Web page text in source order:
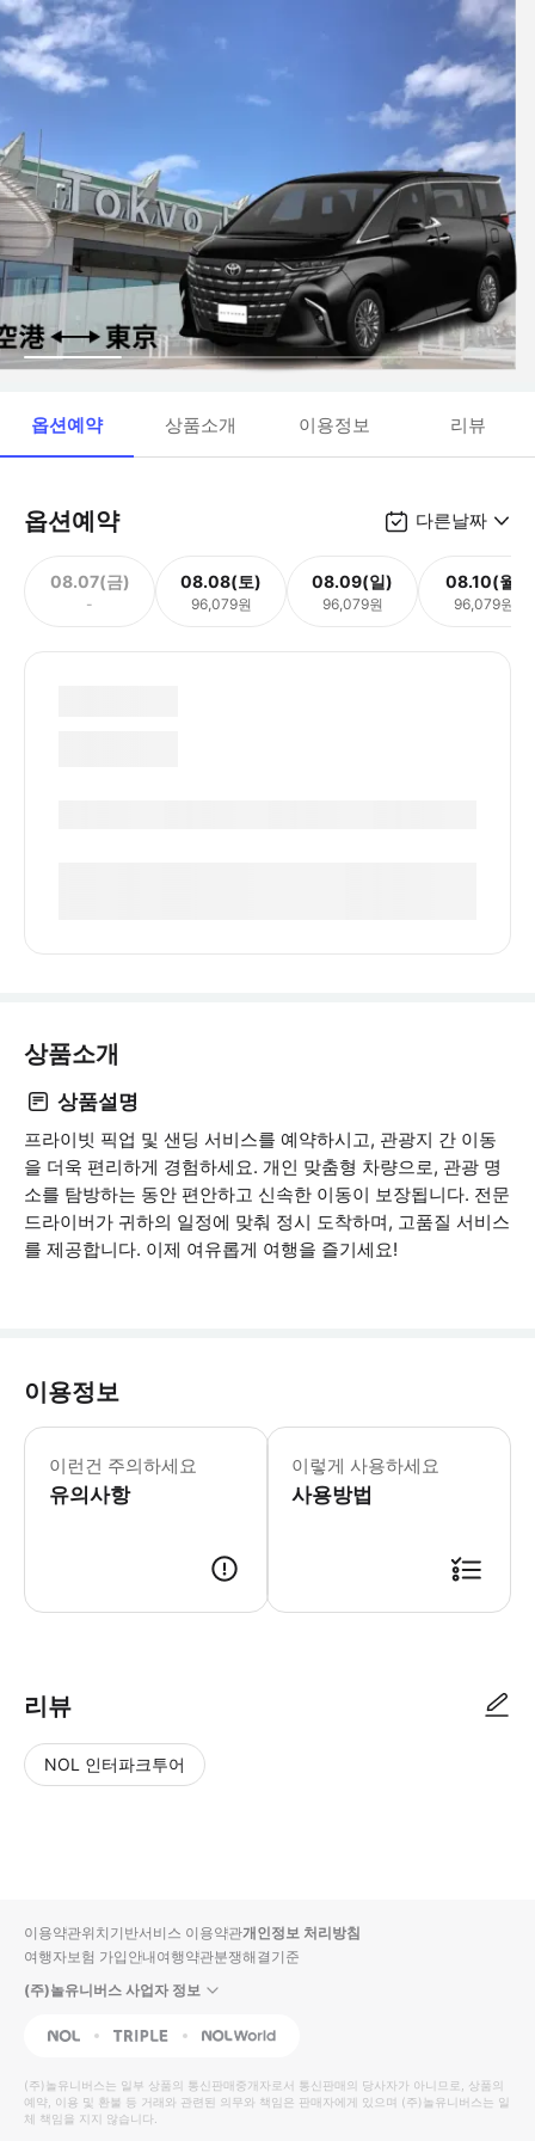
옵션예약 상품소개 이용정보 리뷰
옵션예약 다른날짜
08.07(금)
-
08.08(토)
96,079원
08.09(일)
96,079원
08.10(월)
96,079원
상품소개
상품설명
프라이빗 픽업 및 샌딩 서비스를 예약하시고, 관광지 간 이동
을 더욱 편리하게 경험하세요. 개인 맞춤형 차량으로, 관광 명
소를 탐방하는 동안 편안하고 신속한 이동이 보장됩니다. 전문
드라이버가 귀하의 일정에 맞춰 정시 도착하며, 고품질 서비스
를 제공합니다. 이제 여유롭게 여행을 즐기세요!
이용정보
이런건 주의하세요
유의사항
이렇게 사용하세요
사용방법
리뷰
NOL 인터파크투어
입니
다.
높
은
순
동
영
상
순
상
이용약관위치기반서비스 이용약관개인정보 처리방침
여행자보험 가입안내여행약관분쟁해결기준
(주)놀유니버스 사업자 정보
NOL Triple Interpark Global
(주)놀유니버스는 일부 상품의 통신판매중개자로서 통신판매의 당사자가 아니므로, 상품의
예약, 이용 및 환불 등 거래와 관련된 의무와 책임은 판매자에게 있으며 (주)놀유니버스는 일
체 책임을 지지 않습니다.